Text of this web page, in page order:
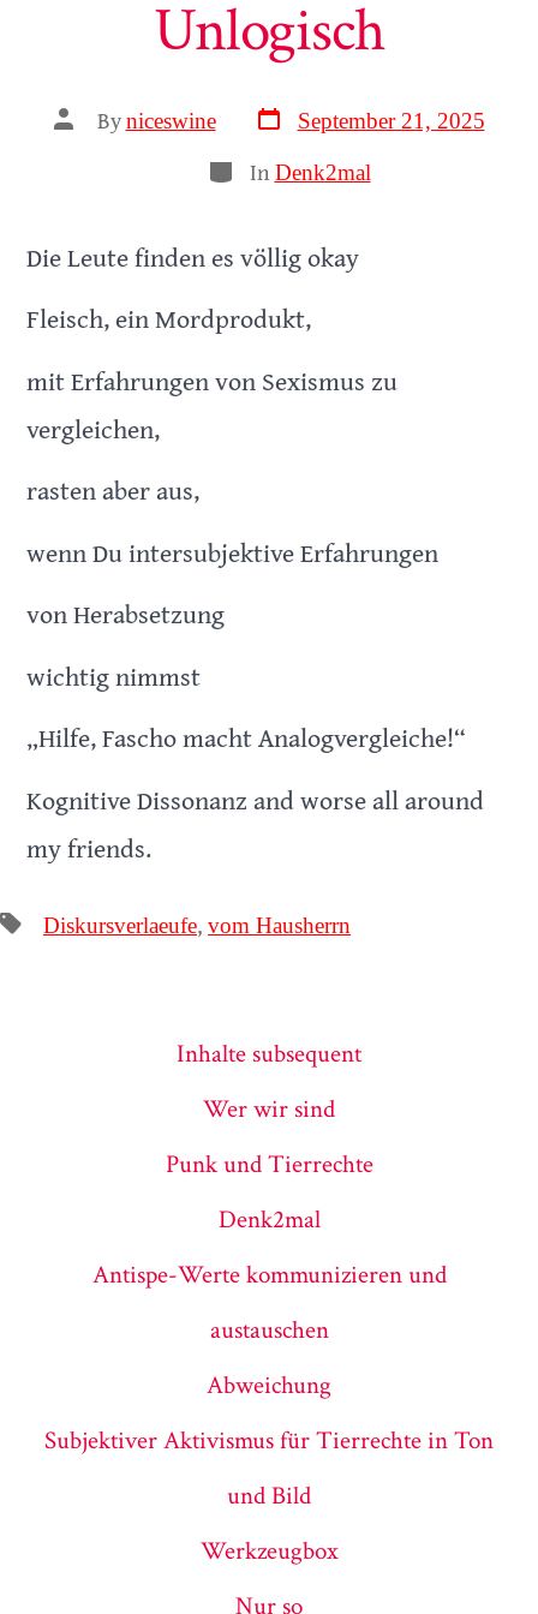
Unlogisch
Post
author
Byniceswine
Post
date
September 21, 2025
Categories
In Denk2mal
Die Leute finden es völlig okay
Fleisch, ein Mordprodukt,
mit Erfahrungen von Sexismus zu
vergleichen,
rasten aber aus,
wenn Du intersubjektive Erfahrungen
von Herabsetzung
wichtig nimmst
„Hilfe, Fascho macht Analogvergleiche!“
Kognitive Dissonanz and worse all around
my friends.
Tags Diskursverlaeufe, vom Hausherrn
Inhalte subsequent
Wer wir sind
Punk und Tierrechte
Denk2mal
Antispe-Werte kommunizieren und
austauschen
Abweichung
Subjektiver Aktivismus für Tierrechte in Ton
und Bild
Werkzeugbox
Nur so